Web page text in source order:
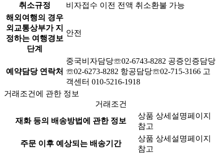
취소규정
비자접수 이전 전액 취소환불 가능
해외여행의 경우
외교통상부가 지
정하는 여행경보
단계
안전
예약담당 연락처
중국비자담당☏02-6743-8282 공증인증담당
☏02-6273-8282 항공담당☏02-715-3166 고
객센터 010-5216-1918
거래조건에 관한 정보
거래조건
재화 등의 배송방법에 관한 정보
상품 상세설명페이지
참고
주문 이후 예상되는 배송기간
상품 상세설명페이지
참고